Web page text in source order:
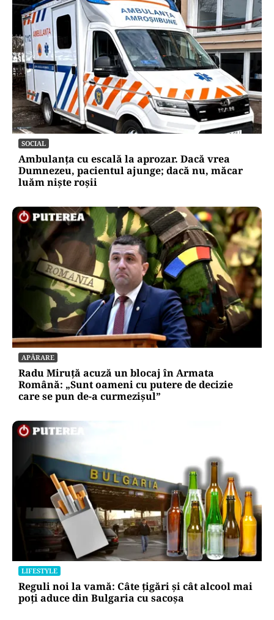
SOCIAL
Ambulanța cu escală la aprozar. Dacă vrea
Dumnezeu, pacientul ajunge; dacă nu, măcar
luăm niște roșii
APĂRARE
Radu Miruță acuză un blocaj în Armata
Română: „Sunt oameni cu putere de decizie
care se pun de-a curmezișul”
LIFESTYLE
Reguli noi la vamă: Câte țigări și cât alcool mai
poți aduce din Bulgaria cu sacoșa